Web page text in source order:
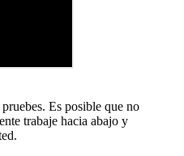
Es posible que no
trabaje hacia abajo y